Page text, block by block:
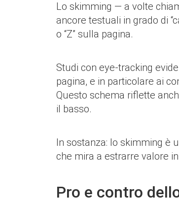
Lo skimming — a volte
ancore testuali in grado di
o “Z” sulla pagina.
Studi con eye-tracking
pagina, e in particolare ai
Questo schema riflette
il basso.
In sostanza: lo skimming è
che mira a estrarre valore
Pro e contro